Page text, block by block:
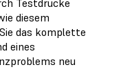
diesem
das komplette
eines
neu